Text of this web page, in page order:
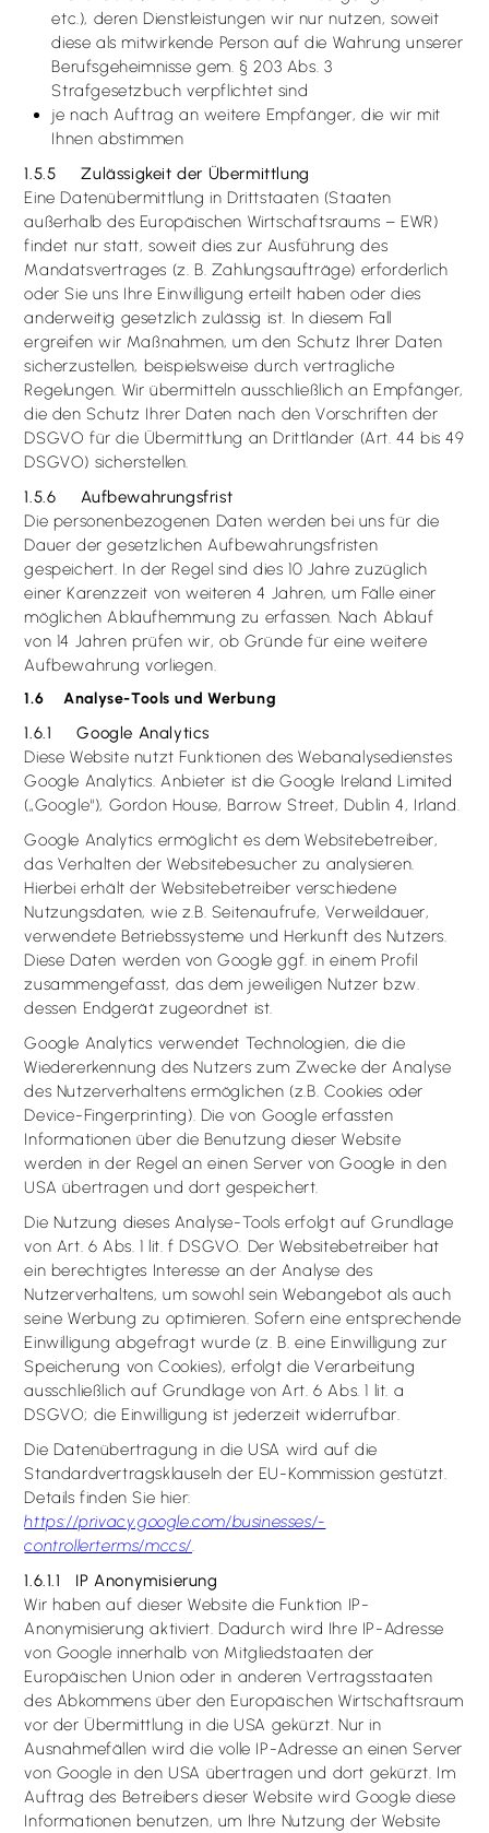
etc.), deren Dienstleistungen wir nur nutzen, soweit
diese als mitwirkende Person auf die Wahrung unserer
Berufsgeheimnisse gem. § 203 Abs. 3
Strafgesetzbuch verpflichtet sind
je nach Auftrag an weitere Empfänger, die wir mit
Ihnen abstimmen
1.5.5 Zulässigkeit der Übermittlung
Eine Datenübermittlung in Drittstaaten (Staaten
außerhalb des Europäischen Wirtschaftsraums – EWR)
findet nur statt, soweit dies zur Ausführung des
Mandatsvertrages (z. B. Zahlungsaufträge) erforderlich
oder Sie uns Ihre Einwilligung erteilt haben oder dies
anderweitig gesetzlich zulässig ist. In diesem Fall
ergreifen wir Maßnahmen, um den Schutz Ihrer Daten
sicherzustellen, beispielsweise durch vertragliche
Regelungen. Wir übermitteln ausschließlich an Empfänger,
die den Schutz Ihrer Daten nach den Vorschriften der
DSGVO für die Übermittlung an Drittländer (Art. 44 bis 49
DSGVO) sicherstellen.
1.5.6 Aufbewahrungsfrist
Die personenbezogenen Daten werden bei uns für die
Dauer der gesetzlichen Aufbewahrungsfristen
gespeichert. In der Regel sind dies 10 Jahre zuzüglich
einer Karenzzeit von weiteren 4 Jahren, um Fälle einer
möglichen Ablaufhemmung zu erfassen. Nach Ablauf
von 14 Jahren prüfen wir, ob Gründe für eine weitere
Aufbewahrung vorliegen.
1.6 Analyse-Tools und Werbung
1.6.1 Google Analytics
Diese Website nutzt Funktionen des Webanalysedienstes
Google Analytics. Anbieter ist die Google Ireland Limited
(„Google“), Gordon House, Barrow Street, Dublin 4, Irland.
Google Analytics ermöglicht es dem Websitebetreiber,
das Verhalten der Websitebesucher zu analysieren.
Hierbei erhält der Websitebetreiber verschiedene
Nutzungsdaten, wie z.B. Seitenaufrufe, Verweildauer,
verwendete Betriebssysteme und Herkunft des Nutzers.
Diese Daten werden von Google ggf. in einem Profil
zusammengefasst, das dem jeweiligen Nutzer bzw.
dessen Endgerät zugeordnet ist.
Google Analytics verwendet Technologien, die die
Wiedererkennung des Nutzers zum Zwecke der Analyse
des Nutzerverhaltens ermöglichen (z.B. Cookies oder
Device-Fingerprinting). Die von Google erfassten
Informationen über die Benutzung dieser Website
werden in der Regel an einen Server von Google in den
USA übertragen und dort gespeichert.
Die Nutzung dieses Analyse-Tools erfolgt auf Grundlage
von Art. 6 Abs. 1 lit. f DSGVO. Der Websitebetreiber hat
ein berechtigtes Interesse an der Analyse des
Nutzerverhaltens, um sowohl sein Webangebot als auch
seine Werbung zu optimieren. Sofern eine entsprechende
Einwilligung abgefragt wurde (z. B. eine Einwilligung zur
Speicherung von Cookies), erfolgt die Verarbeitung
ausschließlich auf Grundlage von Art. 6 Abs. 1 lit. a
DSGVO; die Einwilligung ist jederzeit widerrufbar.
Die Datenübertragung in die USA wird auf die
Standardvertragsklauseln der EU-Kommission gestützt.
Details finden Sie hier:
https://privacy.google.com/businesses/­
controllerterms/mccs/.
1.6.1.1 IP Anonymisierung
Wir haben auf dieser Website die Funktion IP-
Anonymisierung aktiviert. Dadurch wird Ihre IP-Adresse
von Google innerhalb von Mitgliedstaaten der
Europäischen Union oder in anderen Vertragsstaaten
des Abkommens über den Europäischen Wirtschaftsraum
vor der Übermittlung in die USA gekürzt. Nur in
Ausnahmefällen wird die volle IP-Adresse an einen Server
von Google in den USA übertragen und dort gekürzt. Im
Auftrag des Betreibers dieser Website wird Google diese
Informationen benutzen, um Ihre Nutzung der Website